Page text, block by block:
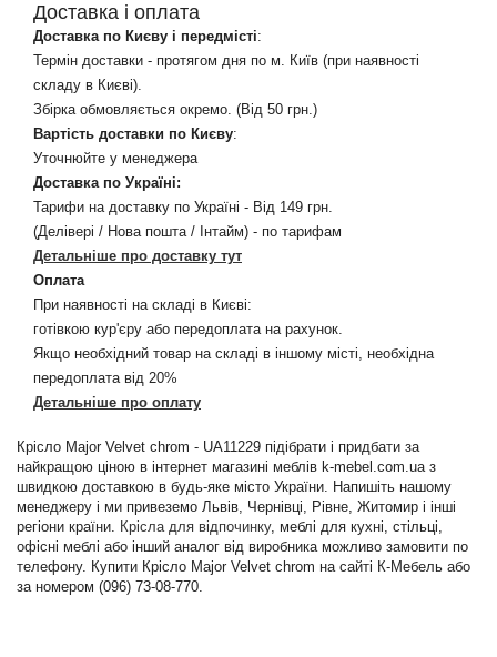
Доставка і оплата
Доставка по Києву і передмісті:
Термін доставки - протягом дня по м. Київ (при наявності
складу в Києві).
Збірка обмовляється окремо. (Від 50 грн.)
Вартість доставки по Києву:
Уточнюйте у менеджера
Доставка по Україні:
Тарифи на доставку по Україні - Від 149 грн.
(Делівері / Нова пошта / Інтайм) - по тарифам
Детальніше про доставку тут
Оплата
При наявності на складі в Києві:
готівкою кур'єру або передоплата на рахунок.
Якщо необхідний товар на складі в іншому місті, необхідна
передоплата від 20%
Детальніше про оплату
Крісло Major Velvet chrom - UA11229 підібрати і придбати за
найкращою ціною в інтернет магазині меблів k-mebel.com.ua з
швидкою доставкою в будь-яке місто України. Напишіть нашому
менеджеру і ми привеземо Львів, Чернівці, Рівне, Житомир і інші
регіони країни. Крісла для відпочинку, меблі для кухні, стільці,
офісні меблі або інший аналог від виробника можливо замовити по
телефону. Купити Крісло Major Velvet chrom на сайті К-Мебель або
за номером (096) 73-08-770.